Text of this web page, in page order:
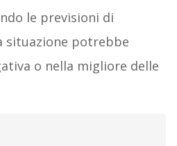
le previsioni di
situazione potrebbe
o nella migliore delle